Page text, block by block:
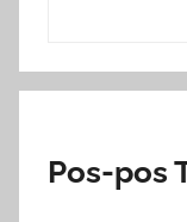
Pos-pos